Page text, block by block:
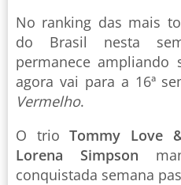
No ranking das mais
do Brasil nesta
permanece
agora vai para a 16ª
Vermelho.
O trioTommy Love
Lorena Simpson
conquistada semana